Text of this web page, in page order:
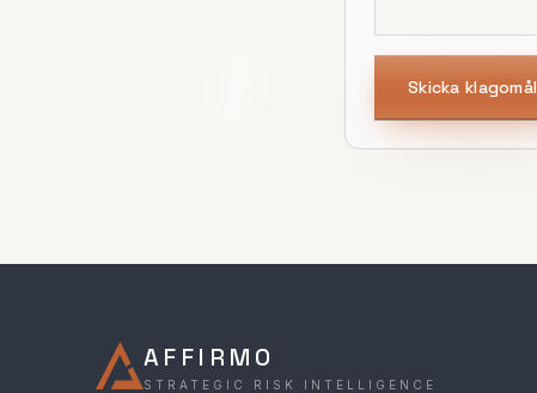
Skicka klagomål
AFFIRMO
STRATEGIC RISK INTELLIGENCE